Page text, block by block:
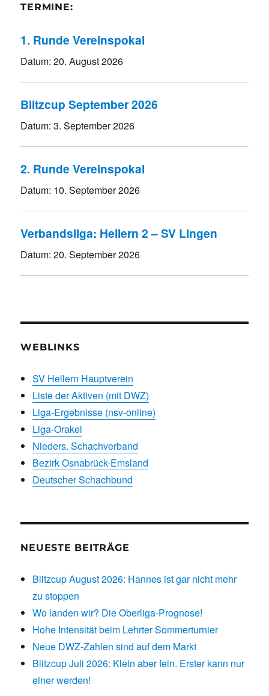
TERMINE:
1. Runde Vereinspokal
Datum:20. August 2026
Blitzcup September 2026
Datum:3. September 2026
2. Runde Vereinspokal
Datum: 10. September 2026
Verbandsliga: Hellern 2 – SV Lingen
Datum:20. September 2026
WEBLINKS
SV Hellern Hauptverein
Liste der Aktiven (mit DWZ)
Liga-Ergebnisse (nsv-online)
Liga-Orakel
Nieders. Schachverband
Bezirk Osnabrück-Emsland
Deutscher Schachbund
NEUESTE BEITRÄGE
Blitzcup August 2026: Hannes ist gar nicht mehr
zu stoppen
Wo landen wir? Die Oberliga-Prognose!
Hohe Intensität beim Lehrter Sommerturnier
Neue DWZ-Zahlen sind auf dem Markt
Blitzcup Juli 2026: Klein aber fein. Erster kann nur
einer werden!